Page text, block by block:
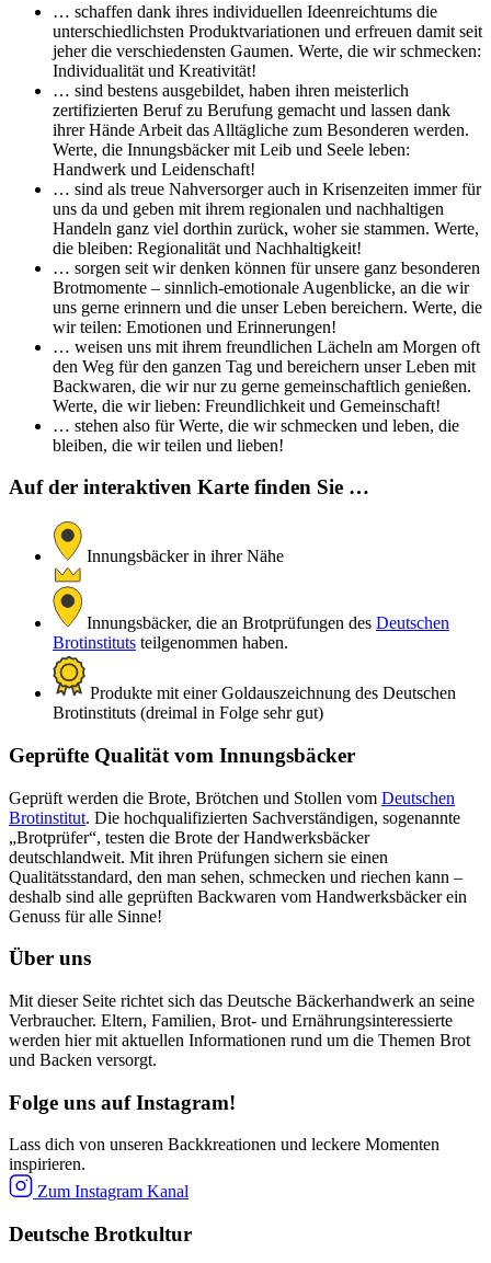
… schaffen dank ihres individuellen Ideenreichtums die
unterschiedlichsten Produktvariationen und erfreuen damit seit
jeher die verschiedensten Gaumen. Werte, die wir schmecken:
Individualität und Kreativität!
… sind bestens ausgebildet, haben ihren meisterlich
zertifizierten Beruf zu Berufung gemacht und lassen dank
ihrer Hände Arbeit das Alltägliche zum Besonderen werden.
Werte, die Innungsbäcker mit Leib und Seele leben:
Handwerk und Leidenschaft!
… sind als treue Nahversorger auch in Krisenzeiten immer für
uns da und geben mit ihrem regionalen und nachhaltigen
Handeln ganz viel dorthin zurück, woher sie stammen. Werte,
die bleiben: Regionalität und Nachhaltigkeit!
… sorgen seit wir denken können für unsere ganz besonderen
Brotmomente – sinnlich-emotionale Augenblicke, an die wir
uns gerne erinnern und die unser Leben bereichern. Werte, die
wir teilen: Emotionen und Erinnerungen!
… weisen uns mit ihrem freundlichen Lächeln am Morgen oft
den Weg für den ganzen Tag und bereichern unser Leben mit
Backwaren, die wir nur zu gerne gemeinschaftlich genießen.
Werte, die wir lieben: Freundlichkeit und Gemeinschaft!
… stehen also für Werte, die wir schmecken und leben, die
bleiben, die wir teilen und lieben!
Auf der interaktiven Karte finden Sie …
Innungsbäcker in ihrer Nähe
Innungsbäcker, die an Brotprüfungen des Deutschen
Brotinstituts teilgenommen haben.
Produkte mit einer Goldauszeichnung des Deutschen
Brotinstituts (dreimal in Folge sehr gut)
Geprüfte Qualität vom Innungsbäcker
Geprüft werden die Brote, Brötchen und Stollen vom Deutschen
Brotinstitut. Die hochqualifizierten Sachverständigen, sogenannte
„Brotprüfer“, testen die Brote der Handwerksbäcker
deutschlandweit. Mit ihren Prüfungen sichern sie einen
Qualitätsstandard, den man sehen, schmecken und riechen kann –
deshalb sind alle geprüften Backwaren vom Handwerksbäcker ein
Genuss für alle Sinne!
Über uns
Mit dieser Seite richtet sich das Deutsche Bäckerhandwerk an seine
Verbraucher. Eltern, Familien, Brot- und Ernährungsinteressierte
werden hier mit aktuellen Informationen rund um die Themen Brot
und Backen versorgt.
Folge uns auf Instagram!
Lass dich von unseren Backkreationen und leckere Momenten
inspirieren.
Zum Instagram Kanal
Deutsche Brotkultur